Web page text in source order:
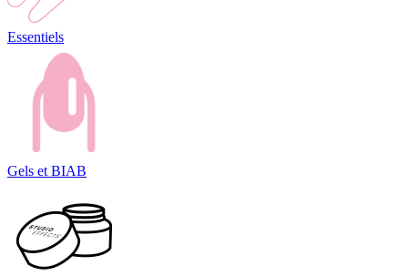
Essentiels
Gels et BIAB